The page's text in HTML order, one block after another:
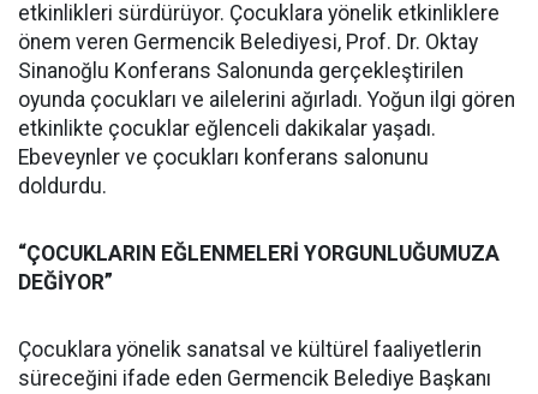
etkinlikleri sürdürüyor. Çocuklara yönelik etkinliklere
önem veren Germencik Belediyesi, Prof. Dr. Oktay
Sinanoğlu Konferans Salonunda gerçekleştirilen
oyunda çocukları ve ailelerini ağırladı. Yoğun ilgi gören
etkinlikte çocuklar eğlenceli dakikalar yaşadı.
Ebeveynler ve çocukları konferans salonunu
doldurdu.
“ÇOCUKLARIN EĞLENMELERİ YORGUNLUĞUMUZA
DEĞİYOR”
Çocuklara yönelik sanatsal ve kültürel faaliyetlerin
süreceğini ifade eden Germencik Belediye Başkanı